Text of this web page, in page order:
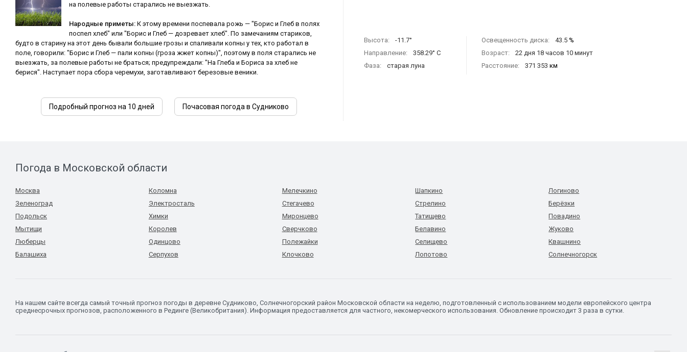
на полевые работы старались не выезжать.
Народные приметы: К этому времени поспевала рожь — "Борис и Глеб в полях
поспел хлеб" или "Борис и Глеб — дозревает хлеб". По замечаниям стариков,
будто в старину на этот день бывали большие грозы и спаливали копны у тех, кто работал в
поле, говорили: "Борис и Глеб — пали копны (гроза жжет копны)", поэтому в поля старались не
выезжать, за полевые работы не браться; предупреждали: "На Глеба и Бориса за хлеб не
берися". Наступает пора сбора черемухи, заготавливают березовые веники.
Подробный прогноз на 10 дней Почасовая погода в Судниково
Высота:
-11.7°
Направление:
358.29° С
Фаза:
старая луна
Освещенность диска: 43.5 %
Возраст:
22 дня 18 часов 10 минут
Расстояние:
371 353 км
Погода в Московской области
Москва
Зеленоград
Подольск
Мытищи
Люберцы
Балашиха
Коломна
Электросталь
Химки
Королев
Одинцово
Серпухов
Мелечкино
Стегачево
Миронцево
Сверчково
Полежайки
Клочково
Шапкино
Стрелино
Татищево
Белавино
Селищево
Лопотово
Логиново
Берёзки
Повадино
Жуково
Квашнино
Солнечногорск
На нашем сайте всегда самый точный прогноз погоды в деревне Судниково, Солнечногорский район Московской области на неделю, подготовленный с использованием модели европейского центра
среднесрочных прогнозов, расположенного в Рединге (Великобритания). Информация предоставляется для частного, некомерческого использования. Обновление происходит 3 раза в сутки.